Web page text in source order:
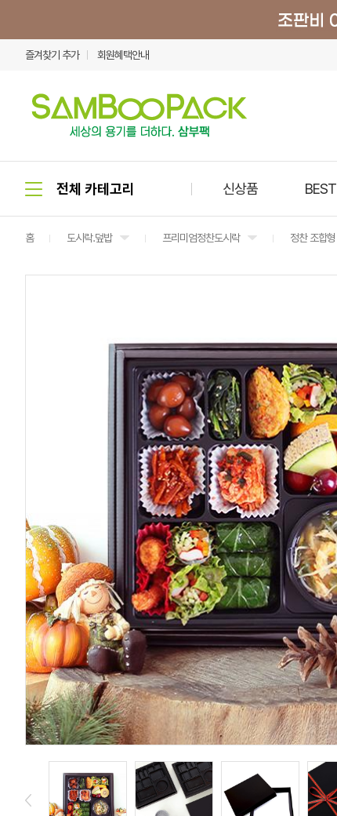
즐겨찾기 추가 회원혜택안내
신상품 BEST
홈 도시락.덮밥 프리미엄정찬도시락 정찬 조합형